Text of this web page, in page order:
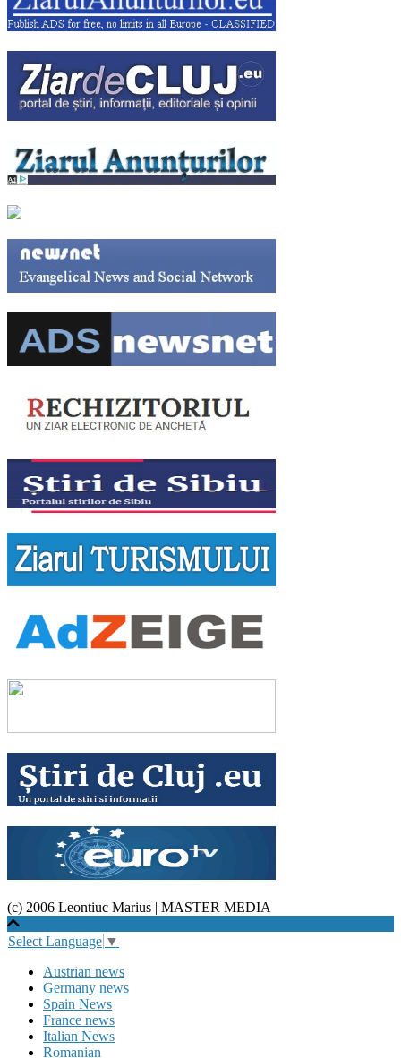
(c) 2006 Leontiuc Marius | MASTER MEDIA
Select Language ▼
Austrian news
Germany news
Spain News
France news
Italian News
Romanian